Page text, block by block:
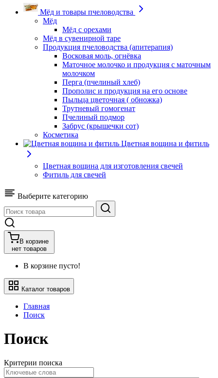
Мёд и товары пчеловодства
Мёд
Мёд с орехами
Мёд в сувенирной таре
Продукция пчеловодства (апитерапия)
Восковая моль, огнёвка
Маточное молочко и продукция с маточным
молочком
Перга (пчелиный хлеб)
Прополис и продукция на его основе
Пыльца цветочная ( обножка)
Трутневый гомогенат
Пчелиный подмор
Забрус (крышечки сот)
Косметика
Цветная вощина и фитиль
Цветная вощина для изготовления свечей
Фитиль для свечей
Выберите категорию
В корзине
нет товаров
В корзине пусто!
Каталог товаров
Главная
Поиск
Поиск
Критерии поиска